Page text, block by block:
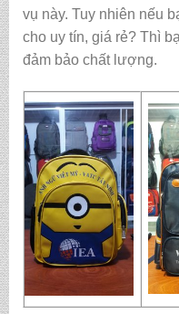
vụ này. Tuy nhiên nếu
cho uy tín, giá rẻ? Thì
đảm bảo chất lượng.